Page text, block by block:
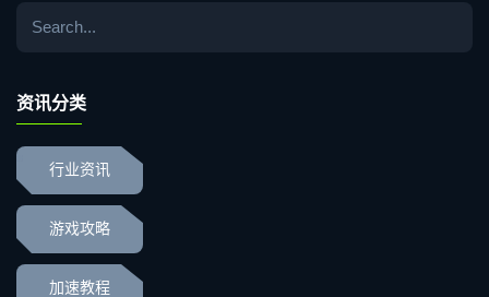
资讯分类
行业资讯
游戏攻略
加速教程